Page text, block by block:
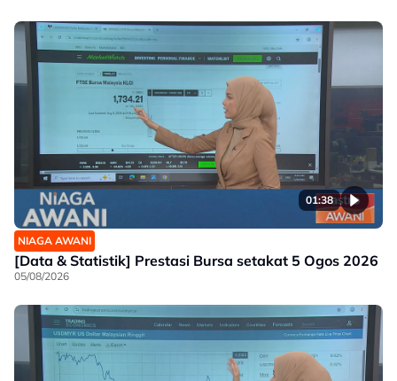
01:38
NIAGA AWANI
[Data & Statistik] Prestasi Bursa setakat 5 Ogos 2026
05/08/2026